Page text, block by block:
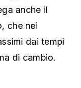
anche il
che nei
dai tempi
di cambio.